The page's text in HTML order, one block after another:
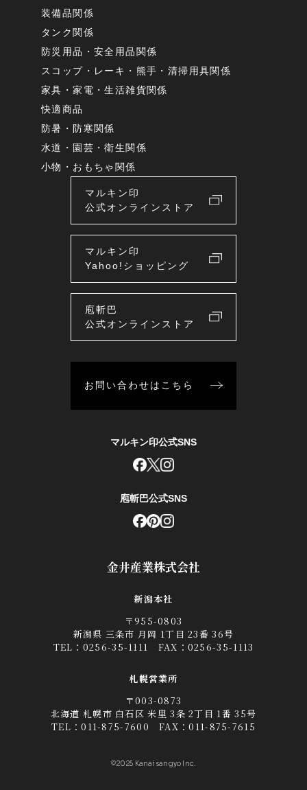
金井産業株式会社
新潟本社
〒955-0803
新潟県 三条市 月岡 1丁目 23番 36号
TEL： 0256-35-1111 FAX：0256-35-1113
札幌営業所
〒003-0873
北海道 札幌市 白石区 米里 3条 2丁目 1番 35号
TEL：011-875-7600 FAX：011-875-7615
©2025 Kanai sangyo Inc.
装備品関係
タンク関係
防災用品・安全用品関係
スコップ・レーキ・熊手・清掃用具関係
家具・家電・生活雑貨関係
快適商品
防暑・防寒関係
水道・園芸・衛生関係
小物・おもちゃ関係
マルキン印
公式オンラインストア
マルキン印
Yahoo!ショッピング
庖斬巴
公式オンラインストア
お問い合わせはこちら
マルキン印公式SNS
庖斬巴公式SNS